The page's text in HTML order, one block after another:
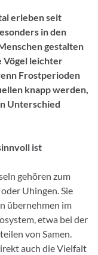
erleben seit
in den
gestalten
Vögel leichter
Frostperioden
knapp werden,
Unterschied
ist
gehören zum
Uhingen. Sie
übernehmen im
etwa bei der
von Samen.
auch die Vielfalt